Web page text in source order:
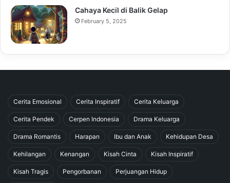
Cahaya Kecil di Balik Gelap
February 5, 2025
Cerita Emosional Cerita Inspiratif Cerita Keluarga
Cerita Pendek Cerpen Indonesia Drama Keluarga
Drama Romantis Harapan Ibu dan Anak Kehidupan Desa
Kehilangan Kenangan Kisah Cinta Kisah Inspiratif
Kisah Tragis Pengorbanan Perjuangan Hidup